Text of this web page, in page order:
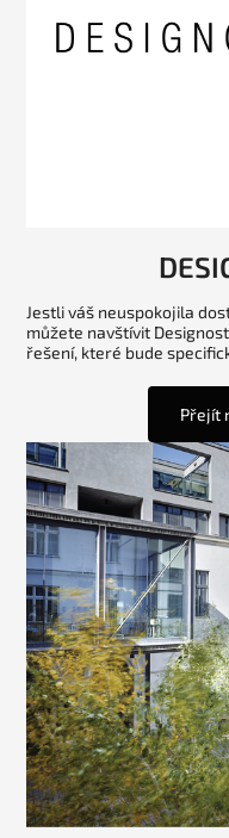
Jestli váš neuspokojila
můžete navštívit
řešení, které bude
Přejít